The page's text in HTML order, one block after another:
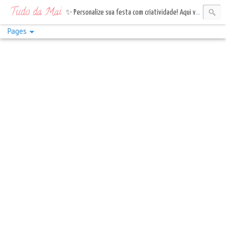
Tudo da Mai ✨ Personalize sua festa com criatividade! Aqui você encontra topos de bolo, tags e bandeirinhas. Vem celebrar com estilo!✨
Pages